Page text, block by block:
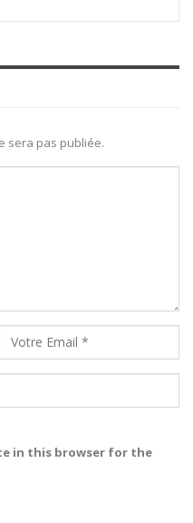
sera pas publiée.
in this browser for the